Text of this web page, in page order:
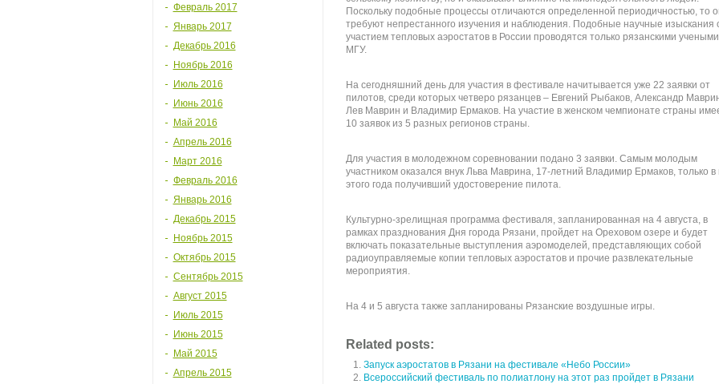
Февраль 2017
Январь 2017
Декабрь 2016
Ноябрь 2016
Июль 2016
Июнь 2016
Май 2016
Апрель 2016
Март 2016
Февраль 2016
Январь 2016
Декабрь 2015
Ноябрь 2015
Октябрь 2015
Сентябрь 2015
Август 2015
Июль 2015
Июнь 2015
Май 2015
Апрель 2015
Поскольку подобные процессы отличаются определенной периодичностью, то
требуют непрестанного изучения и наблюдения. Подобные научные изыскания
участием тепловых аэростатов в России проводятся только рязанскими
МГУ.
На сегодняшний день для участия в фестивале начитывается уже 22 заявки от
пилотов, среди которых четверо рязанцев – Евгений Рыбаков, Александр
Лев Маврин и Владимир Ермаков. На участие в женском чемпионате страны
10 заявок из 5 разных регионов страны.
Для участия в молодежном соревновании подано 3 заявки. Самым молодым
участником оказался внук Льва Маврина, 17-летний Владимир Ермаков, только в
этого года получивший удостоверение пилота.
Культурно-зрелищная программа фестиваля, запланированная на 4 августа, в
рамках празднования Дня города Рязани, пройдет на Ореховом озере и будет
включать показательные выступления аэромоделей, представляющих собой
радиоуправляемые копии тепловых аэростатов и прочие развлекательные
мероприятия.
На 4 и 5 августа также запланированы Рязанские воздушные игры.
Related posts:
Запуск аэростатов в Рязани на фестивале «Небо России»
Всероссийский фестиваль по полиатлону на этот раз пройдет в Рязани